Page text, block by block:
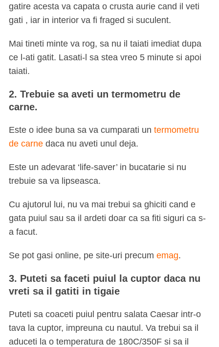
gatire acesta va capata o crusta aurie cand il veti
gati , iar in interior va fi fraged si suculent.
Mai tineti minte va rog, sa nu il taiati imediat dupa
ce l-ati gatit. Lasati-l sa stea vreo 5 minute si apoi
taiati.
2. Trebuie sa aveti un termometru de
carne.
Este o idee buna sa va cumparati un termometru
de carnedaca nu aveti unul deja.
Este un adevarat ‘life-saver’ in bucatarie si nu
trebuie sa va lipseasca.
Cu ajutorul lui, nu va mai trebui sa ghiciti cand e
gata puiul sau sa il ardeti doar ca sa fiti siguri ca s-
a facut.
Se pot gasi online, pe site-uri precum emag.
3. Puteti sa faceti puiul la cuptor daca nu
vreti sa il gatiti in tigaie
Puteti sa coaceti puiul pentru salata Caesar intr-o
tava la cuptor, impreuna cu nautul. Va trebui sa il
aduceti la o temperatura de 180C/350F si sa il